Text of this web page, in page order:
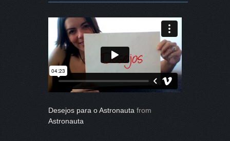
Desejos para o Astronauta from
Astronauta